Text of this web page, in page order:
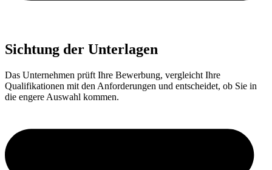
Sichtung der Unterlagen
Das Unternehmen prüft Ihre Bewerbung, vergleicht Ihre
Qualifikationen mit den Anforderungen und entscheidet, ob Sie in
die engere Auswahl kommen.